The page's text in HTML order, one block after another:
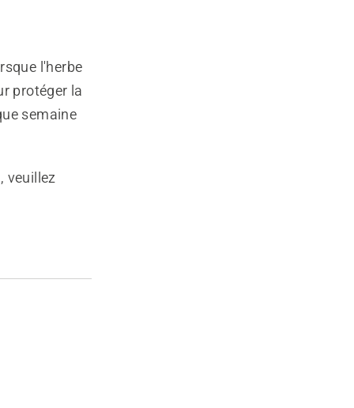
l'herbe
protéger la
semaine
veuillez